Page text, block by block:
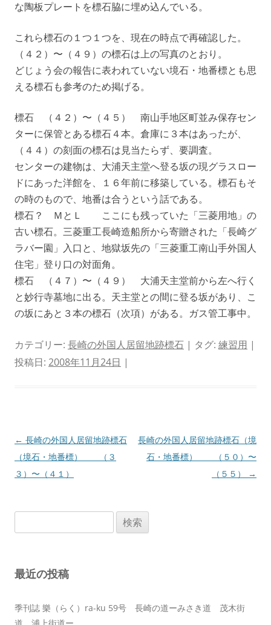
な陶板プレートを標石脇に埋め込んでいる。
これら標石の１つ１つを、現在の時点で再確認した。
（４２）〜（４９）の標石は上の写真のとおり。
どじょう会の報告に表われていない境石・地番標とも思
える標石も参考のため掲げる。
標石 （４２）〜（４５） 南山手地区町並み保存セン
ターに保管とある標石４本。倉庫に３本はあったが、
（４４）の刻面の標石は見当たらず、要調査。
センターの建物は、大浦天主堂へ登る坂の現グラスロー
ドにあった洋館を、１６年前に移築している。標石もそ
の時のもので、地番は合うという話である。
標石？ ＭとＬ ここにも残っていた「三菱用地」の
古い標石。三菱重工長崎造船所から寄贈された「長崎グ
ラバー園」入口と、地獄坂先の「三菱重工南山手外国人
住宅」登り口の対面角。
標石 （４７）〜（４９） 大浦天主堂前から左へ行く
と妙行寺墓地に出る。天主堂との間に登る坂があり、こ
の坂にあと３本の標石（次項）がある。ガス管工事中。
カテゴリー: 長崎の外国人居留地跡標石 | タグ: 練習用 |
投稿日: 2008年11月24日 |
投
稿
ナ
ン
← 長崎の外国人居留地跡標石
（境石・地番標） （３
３）〜（４１）
長崎の外国人居留地跡標石（境
石・地番標） （５０）〜
（５５）
→
索:
最近の投稿
季刊誌 樂（らく）ra-ku 59号 長崎の道ーみさき道 茂木街
道 浦上街道ー